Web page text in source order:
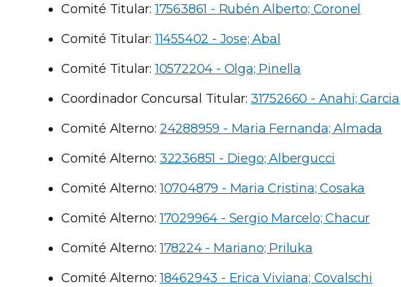
Comité Titular:17563861 - Rubén Alberto; Coronel
Comité Titular:11455402 - Jose; Abal
Comité Titular:10572204 - Olga; Pinella
Coordinador Concursal Titular: 31752660 - Anahi; Garcia
Comité Alterno: 24288959 - Maria Fernanda; Almada
Comité Alterno: 32236851 - Diego; Albergucci
Comité Alterno:10704879 - Maria Cristina; Cosaka
Comité Alterno:17029964 - Sergio Marcelo; Chacur
Comité Alterno:178224 - Mariano; Priluka
Comité Alterno:18462943 - Erica Viviana; Covalschi